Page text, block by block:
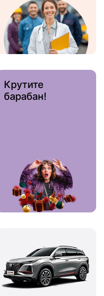
Крутите
барабан!